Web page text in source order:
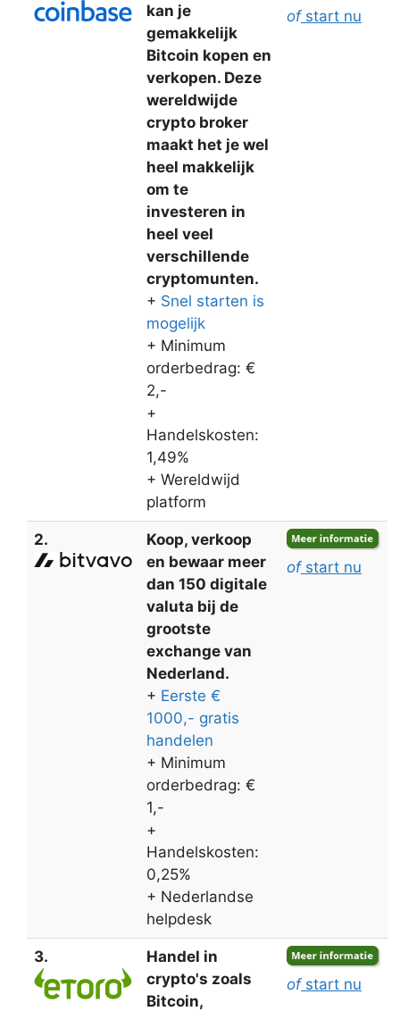
kan je
gemakkelijk
Bitcoin kopen en
verkopen. Deze
wereldwijde
crypto broker
maakt het je wel
heel makkelijk
om te
investeren in
heel veel
verschillende
cryptomunten.
+ Snel starten is
mogelijk
+ Minimum
orderbedrag: €
2,-
+
Handelskosten:
1,49%
+ Wereldwijd
platform
ofstart nu
2.
Koop, verkoop
en bewaar meer
dan 150 digitale
valuta bij de
grootste
exchange van
Nederland.
+ Eerste €
1000,- gratis
handelen
+ Minimum
orderbedrag: €
1,-
+
Handelskosten:
0,25%
+ Nederlandse
helpdesk
ofstart nu
3.
Handel in
crypto's zoals
Bitcoin,
ofstart nu